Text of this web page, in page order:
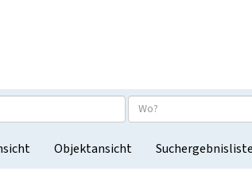
Objektansicht Suchergebnisliste